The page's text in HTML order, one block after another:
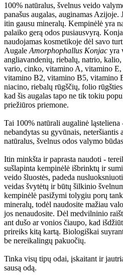
100% natūralus, švelnus veido
panašus augalas, auginamas Azijoje.
itin gausu mineralų. Kempinėlė yra
palaiko gerą odos pusiausvyrą.
naudojamas kosmetikoje dėl savo
Augale Amorphophallus Konjac yra
angliavandenių, riebalų, natrio,
vario, cinko, vitamino A, vitamino
vitamino B2, vitamino B5, vitamino
niacino, riebalų rūgščių, folio
kad šis augalas tapo ne tik tokiu
priežiūros priemone.
Tai 100% natūrali augalinė ląsteliena
nebandytas su gyvūnais,
natūralus, švelnus odos valymo
Itin minkšta ir paprasta naudoti -
sušlapinta kempinėlė išbrinktų ir
veido šluostės, padeda
veidas švytėtų ir būtų šilkinio
kempinėlė pasižymi tolygiu porų
mineralų, todėl naudosite mažiau
jos nenaudosite. Dėl medvilninio
ant dušo ar vonios čiaupo, kad
prireiks kitą kartą. Biologiškai
be nereikalingų pakuočių.
Tinka visų tipų odai, įskaitant ir
sausą odą.